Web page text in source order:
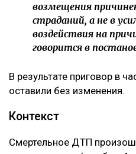
возмещения
страданий, а не в
воздействия на
говорится в
В результате приговор в
оставили без изменения.
Контекст
Смертельное ДТП